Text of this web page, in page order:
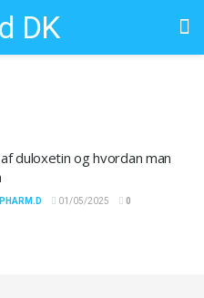
duloxetin og hvordan man
01/05/2025 0